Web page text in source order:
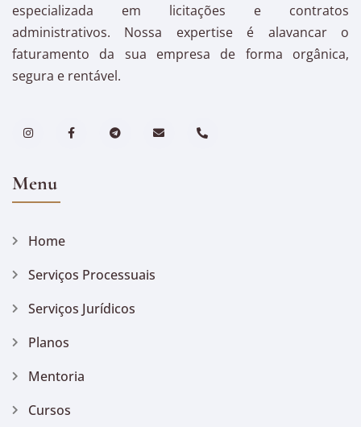
especializada em licitações e contratos
administrativos. Nossa expertise é alavancar o
faturamento da sua empresa de forma orgânica,
segura e rentável.
Menu
Home
Serviços Processuais
Serviços Jurídicos
Planos
Mentoria
Cursos